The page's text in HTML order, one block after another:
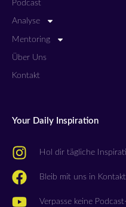
Podcast
Analyse
Mentoring
Über Uns
Kontakt
Your Daily Inspiration
Hol dir tägliche
Bleib mit uns in Kontakt
Verpasse keine